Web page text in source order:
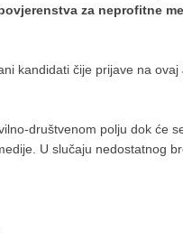
za neprofitne
kandidati čije prijave na
društvenom polju dok će
U slučaju nedostatnog